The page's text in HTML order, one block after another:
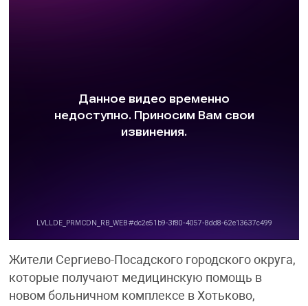
Жители Сергиево-Посадского городского округа,
которые получают медицинскую помощь в
новом больничном комплексе в Хотьково,